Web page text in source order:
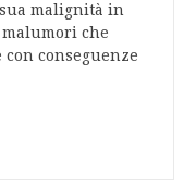
malignità in
che
conseguenze